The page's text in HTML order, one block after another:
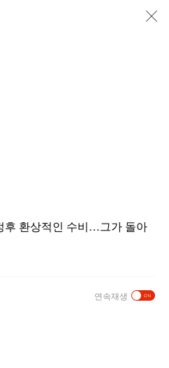
후 환상적인 수비…그가 돌아
연속재생